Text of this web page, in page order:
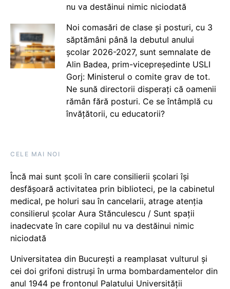
nu va destăinui nimic niciodată
Noi comasări de clase și posturi, cu 3
săptămâni până la debutul anului
școlar 2026-2027, sunt semnalate de
Alin Badea, prim-vicepreședinte USLI
Gorj: Ministerul o comite grav de tot.
Ne sună directorii disperați că oamenii
rămân fără posturi. Ce se întâmplă cu
învățătorii, cu educatorii?
CELE MAI NOI
Încă mai sunt școli în care consilierii școlari își
desfășoară activitatea prin biblioteci, pe la cabinetul
medical, pe holuri sau în cancelarii, atrage atenția
consilierul școlar Aura Stănculescu / Sunt spații
inadecvate în care copilul nu va destăinui nimic
niciodată
Universitatea din București a reamplasat vulturul și
cei doi grifoni distruși în urma bombardamentelor din
anul 1944 pe frontonul Palatului Universității